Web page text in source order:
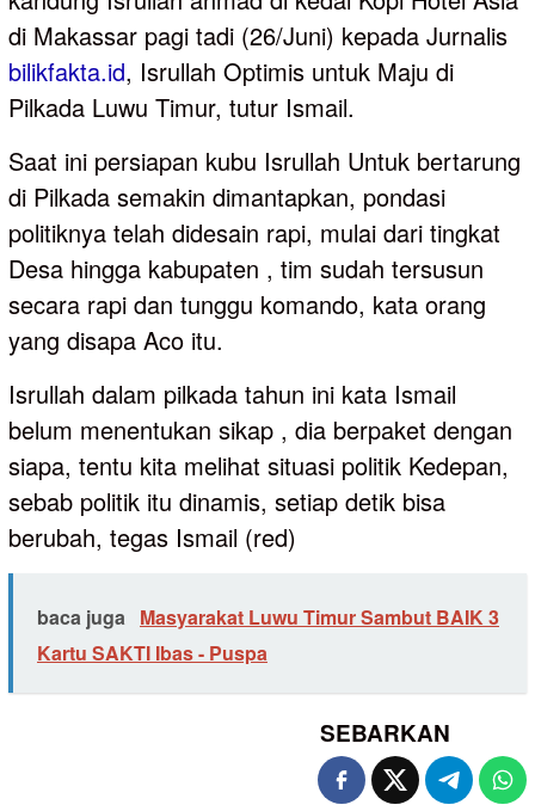
di Makassar pagi tadi (26/Juni) kepada Jurnalis
bilikfakta.id, Isrullah Optimis untuk Maju di
Pilkada Luwu Timur, tutur Ismail.
Saat ini persiapan kubu Isrullah Untuk bertarung
di Pilkada semakin dimantapkan, pondasi
politiknya telah didesain rapi, mulai dari tingkat
Desa hingga kabupaten , tim sudah tersusun
secara rapi dan tunggu komando, kata orang
yang disapa Aco itu.
Isrullah dalam pilkada tahun ini kata Ismail
belum menentukan sikap , dia berpaket dengan
siapa, tentu kita melihat situasi politik Kedepan,
sebab politik itu dinamis, setiap detik bisa
berubah, tegas Ismail (red)
baca juga Masyarakat Luwu Timur Sambut BAIK 3
Kartu SAKTI Ibas - Puspa
SEBARKAN